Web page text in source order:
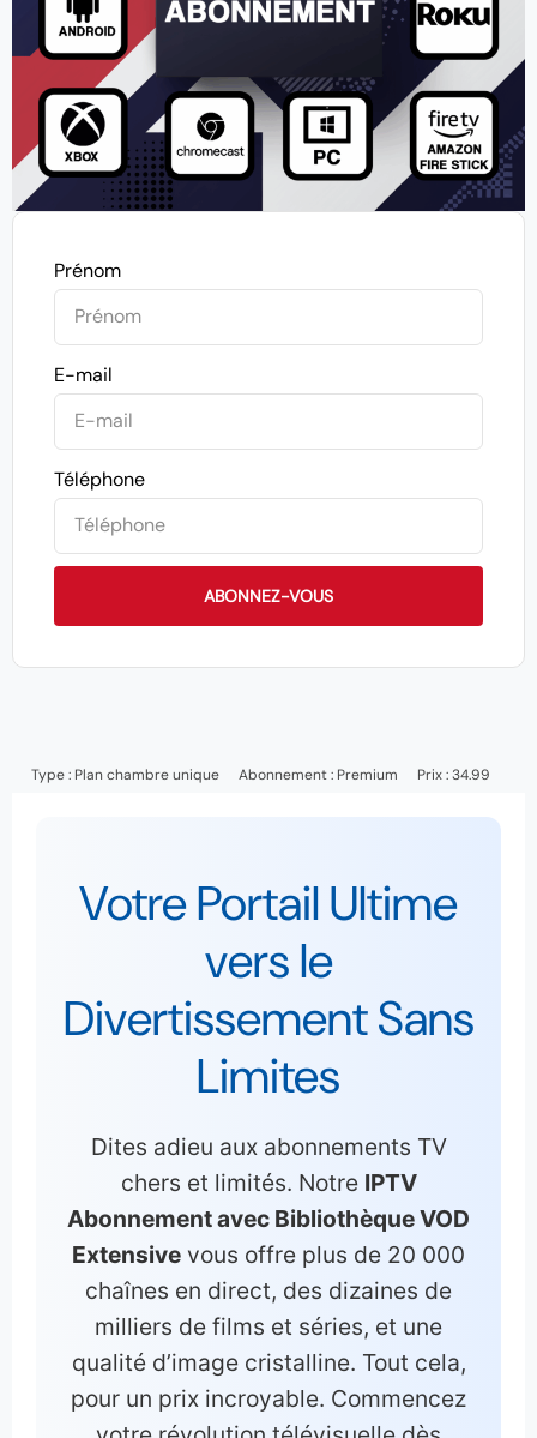
Prénom
E-mail
Téléphone
ABONNEZ-VOUS
Type : Plan chambre unique Abonnement : Premium Prix : 34.99
Votre Portail Ultime
vers le
Divertissement Sans
Limites
Dites adieu aux abonnements TV
chers et limités. Notre IPTV
Abonnement avec Bibliothèque VOD
Extensive vous offre plus de 20 000
chaînes en direct, des dizaines de
milliers de films et séries, et une
qualité d’image cristalline. Tout cela,
pour un prix incroyable. Commencez